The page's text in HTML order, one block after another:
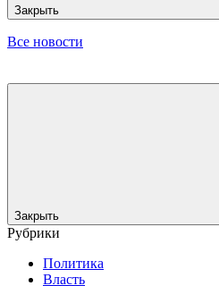
Закрыть
Все новости
Закрыть
Рубрики
Политика
Власть